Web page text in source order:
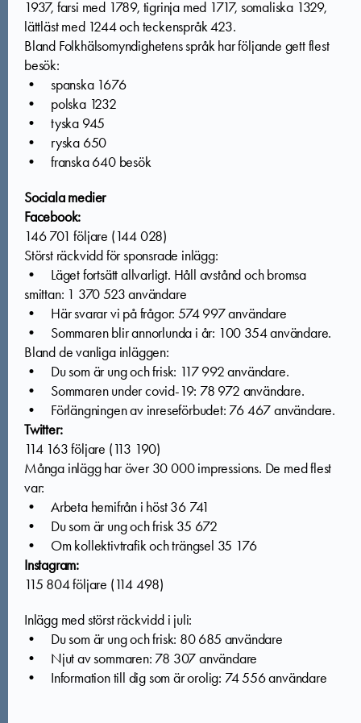
1937, farsi med 1789, tigrinja med 1717, somaliska 1329,
lättläst med 1244 och teckenspråk 423.
Bland Folkhälsomyndighetens språk har följande gett flest
besök:
• spanska 1676
• polska 1232
• tyska 945
• ryska 650
• franska 640 besök
Sociala medier
Facebook:
146 701 följare (144 028)
Störst räckvidd för sponsrade inlägg:
• Läget fortsätt allvarligt. Håll avstånd och bromsa
smittan: 1 370 523 användare
• Här svarar vi på frågor: 574 997 användare
• Sommaren blir annorlunda i år: 100 354 användare.
Bland de vanliga inläggen:
• Du som är ung och frisk: 117 992 användare.
• Sommaren under covid-19: 78 972 användare.
• Förlängningen av inreseförbudet: 76 467 användare.
Twitter:
114 163 följare (113 190)
Många inlägg har över 30 000 impressions. De med flest
var:
• Arbeta hemifrån i höst 36 741
• Du som är ung och frisk 35 672
• Om kollektivtrafik och trängsel 35 176
Instagram:
115 804 följare (114 498)
Inlägg med störst räckvidd i juli:
• Du som är ung och frisk: 80 685 användare
• Njut av sommaren: 78 307 användare
• Information till dig som är orolig: 74 556 användare